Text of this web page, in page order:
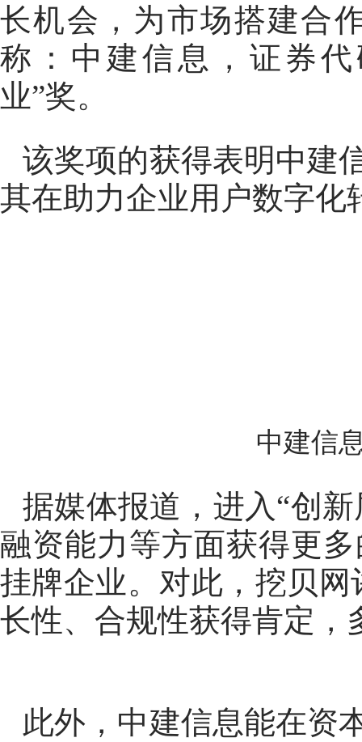
长机会，为市场搭建合
称：中建信息，证券代
业”奖。
该奖项的获得表明中建
其在助力企业用户数字化
中建信
据媒体报道，进入“创
融资能力等方面获得更
挂牌企业。对此，挖贝
长性、合规性获得肯定，
此外，中建信息能在资